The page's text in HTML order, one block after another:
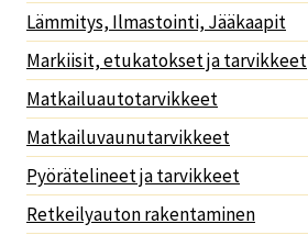
Lämmitys, Ilmastointi, Jääkaapit
Markiisit, etukatokset ja tarvikkeet
Matkailuautotarvikkeet
Matkailuvaunutarvikkeet
Pyörätelineet ja tarvikkeet
Retkeilyauton rakentaminen